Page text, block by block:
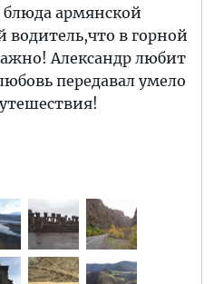
армянской
в горной
Александр любит
передавал умело